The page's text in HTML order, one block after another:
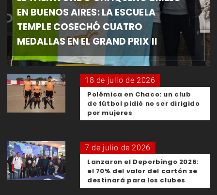
EN BUENOS AIRES: LA ESCUELA
TEMPLE COSECHÓ CUATRO
MEDALLAS EN EL GRAND PRIX II
18 de julio de 2026
Polémica en Chaco: un club
de fútbol pidió no ser dirigido
por mujeres
7 de julio de 2026
Lanzaron el Deporbingo 2026:
el 70% del valor del cartón se
destinará para los clubes